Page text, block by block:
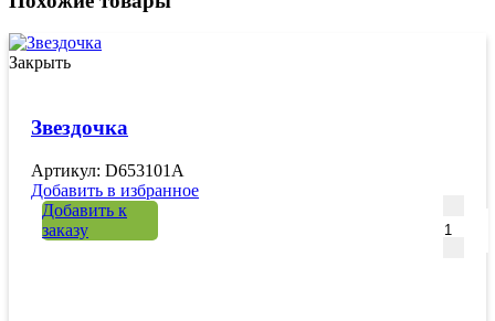
Закрыть
Звездочка
Артикул: D653101A
Добавить в избранное
Добавить к
заказу